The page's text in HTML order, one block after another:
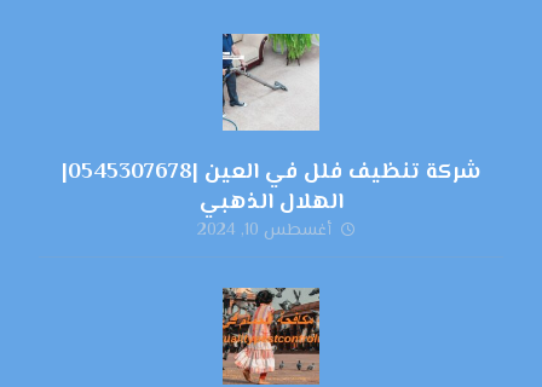
شركة تنظيف فلل في العين |0545307678|
الهلال الذهبي
أغسطس 10, 2024